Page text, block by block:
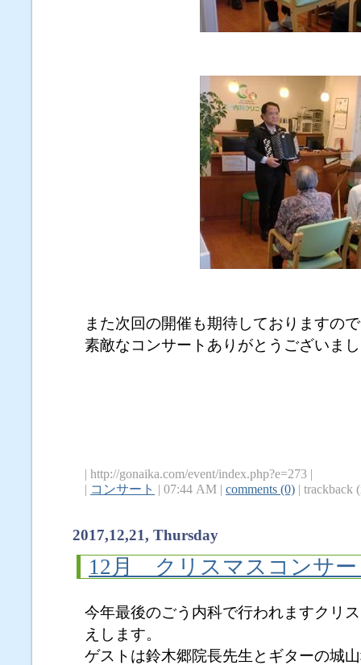
また次回の開催も期待しておりますの
素敵なコンサートありがとうございま
| http://gonaika.com/event/index.php?e=273 |
| コンサート | 07:44 AM | comments (0) | trackback
2017,12,21, Thursday
12月 クリスマスコンサー
今年最後のごう内科で行われますクリ
えします。
ゲストは鈴木郷院長先生とギターの城